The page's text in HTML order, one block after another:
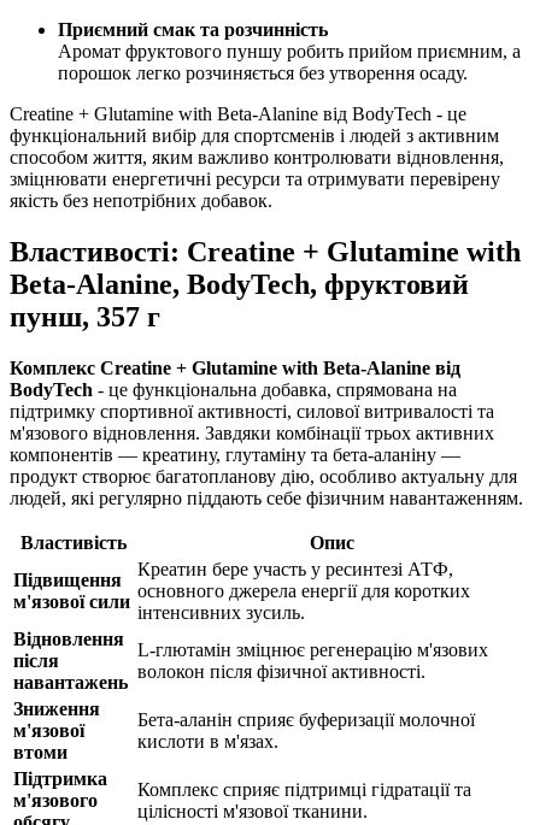
Приємний смак та розчинність
Аромат фруктового пуншу робить прийом приємним, а
порошок легко розчиняється без утворення осаду.
Creatine + Glutamine with Beta-Alanine від BodyTech - це
функціональний вибір для спортсменів і людей з активним
способом життя, яким важливо контролювати відновлення,
зміцнювати енергетичні ресурси та отримувати перевірену
якість без непотрібних добавок.
Властивості: Creatine + Glutamine with
Beta-Alanine, BodyTech, фруктовий
пунш, 357 г
Комплекс Creatine + Glutamine with Beta-Alanine від
BodyTech - це функціональна добавка, спрямована на
підтримку спортивної активності, силової витривалості та
м'язового відновлення. Завдяки комбінації трьох активних
компонентів — креатину, глутаміну та бета-аланіну —
продукт створює багатопланову дію, особливо актуальну для
людей, які регулярно піддають себе фізичним навантаженням.
Властивість
Опис
Підвищення
м'язової сили
Креатин бере участь у ресинтезі АТФ,
основного джерела енергії для коротких
інтенсивних зусиль.
Відновлення
після
навантажень
L-глютамін зміцнює регенерацію м'язових
волокон після фізичної активності.
Зниження
м'язової
втоми
Бета-аланін сприяє буферизації молочної
кислоти в м'язах.
Підтримка
м'язового
Комплекс сприяє підтримці гідратації та
цілісності м'язової тканини.